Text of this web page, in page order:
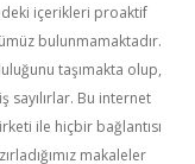
içerikleri proaktif
bulunmamaktadır.
taşımakta olup,
sayılırlar. Bu internet
ile hiçbir bağlantısı
makaleler